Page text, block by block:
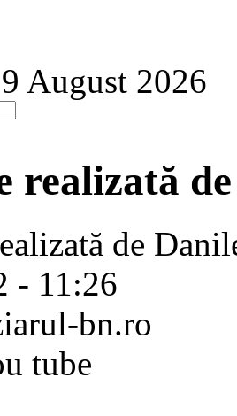
August 2026
realizată
de
- 11:26
bn.ro
tube